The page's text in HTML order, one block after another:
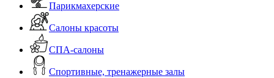
Парикмахерские
Салоны красоты
СПА-салоны
Спортивные, тренажерные залы